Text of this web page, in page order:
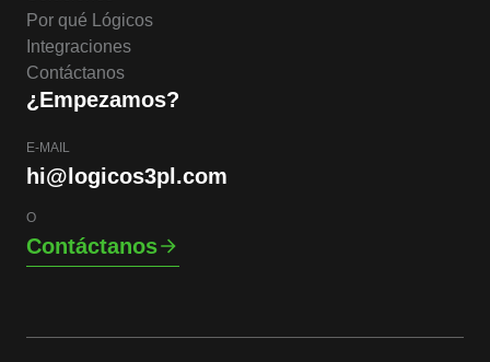
Por qué Lógicos
Integraciones
Contáctanos
¿Empezamos?
E-MAIL
hi@logicos3pl.com
O
Contáctanos